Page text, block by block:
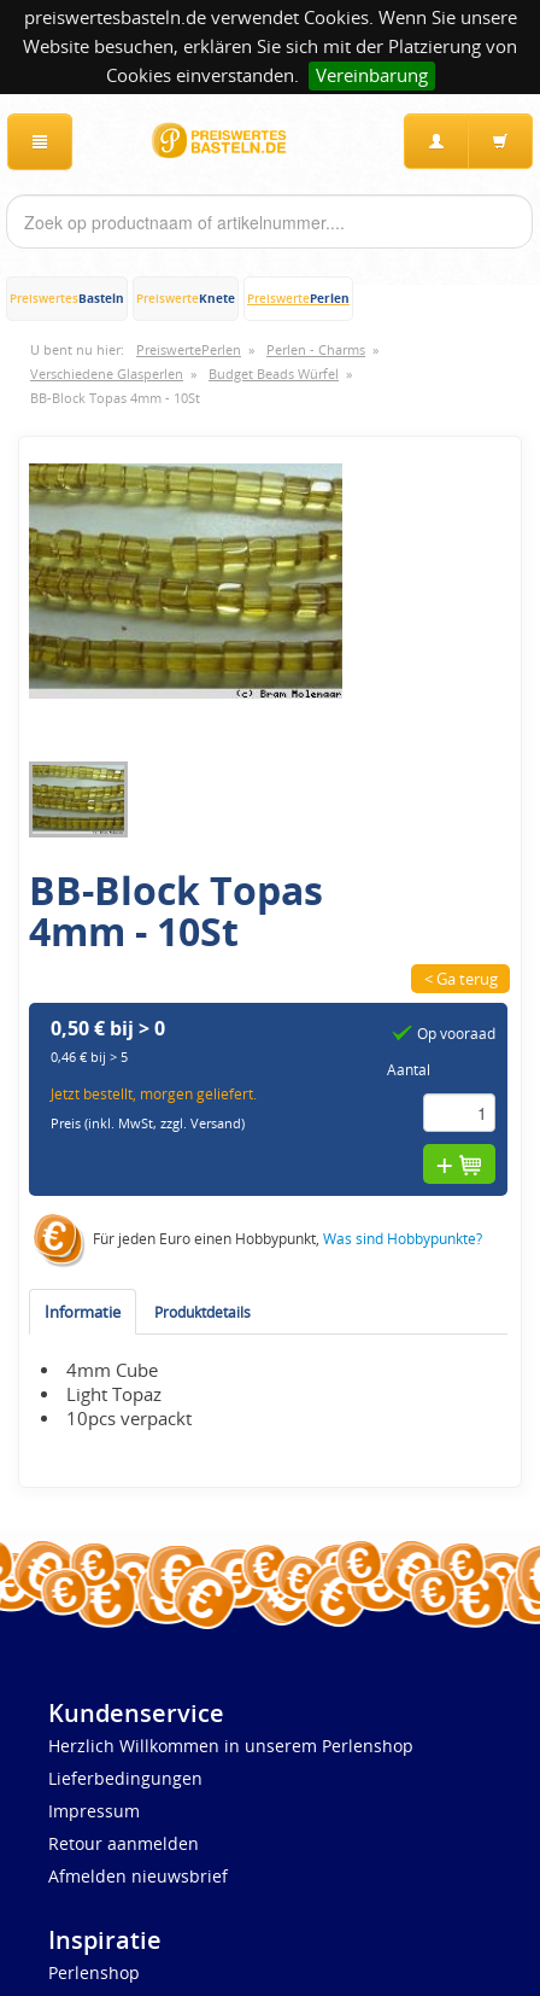
preiswertesbasteln.de verwendet Cookies. Wenn Sie unsere
Website besuchen, erklären Sie sich mit der Platzierung von
Cookies einverstanden.
Vereinbarung
PreiswertesBasteln PreiswerteKnete PreiswertePerlen
U bent nu hier: PreiswertePerlen » Perlen - Charms »
Verschiedene Glasperlen » Budget Beads Würfel »
BB-Block Topas 4mm - 10St
BB-Block Topas
4mm - 10St
< Ga terug
0,50 € bij > 0
0,46 € bij > 5
Jetzt bestellt, morgen geliefert.
Preis (inkl. MwSt,zzgl. Versand)
Op vooraad
Aantal
Für jeden Euro einen Hobbypunkt,Was sind Hobbypunkte?
Informatie Produktdetails
4mm Cube
Light Topaz
10pcs verpackt
Kundenservice
Herzlich Willkommen in unserem Perlenshop
Lieferbedingungen
Impressum
Retour aanmelden
Afmelden nieuwsbrief
Inspiratie
Perlenshop